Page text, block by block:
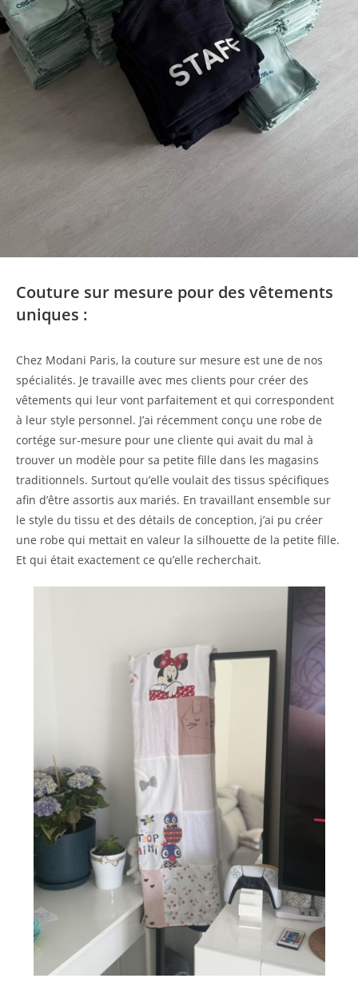
Couture sur mesure pour des vêtements
uniques :
Chez Modani Paris, la couture sur mesure est une de nos
spécialités. Je travaille avec mes clients pour créer des
vêtements qui leur vont parfaitement et qui correspondent
à leur style personnel. J’ai récemment conçu une robe de
cortége sur-mesure pour une cliente qui avait du mal à
trouver un modèle pour sa petite fille dans les magasins
traditionnels. Surtout qu’elle voulait des tissus spécifiques
afin d’être assortis aux mariés. En travaillant ensemble sur
le style du tissu et des détails de conception, j’ai pu créer
une robe qui mettait en valeur la silhouette de la petite fille.
Et qui était exactement ce qu’elle recherchait.